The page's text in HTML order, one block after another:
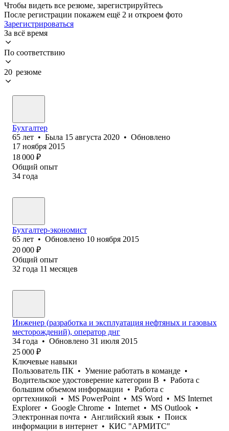
Чтобы видеть все резюме, зарегистрируйтесь
После регистрации покажем ещё 2 и откроем фото
Зарегистрироваться
За всё время
По соответствию
20 резюме
Бухгалтер
65 лет • Была 15 августа 2020 • Обновлено
17 ноября 2015
18 000 ₽
Общий опыт
34 года
Бухгалтер-экономист
65 лет • Обновлено 10 ноября 2015
20 000 ₽
Общий опыт
32 года 11 месяцев
Инженер (разработка и эксплуатация нефтяных и газовых
месторождений), оператор днг
34 года • Обновлено 31 июля 2015
25 000 ₽
Ключевые навыки
Пользователь ПК • Умение работать в команде •
Водительское удостоверение категории B • Работа с
большим объемом информации • Работа с
оргтехникой • MS PowerPoint • MS Word • MS Internet
Explorer • Google Chrome • Internet • MS Outlook •
Электронная почта • Английский язык • Поиск
информации в интернет • КИС "АРМИТС"